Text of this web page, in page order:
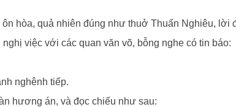
hòa, quả nhiên đúng như thuở Thuấn Nghiêu, lời
việc với các quan văn võ, bỗng nghe có tin báo:
nghênh tiếp.
hương án, và đọc chiếu như sau: